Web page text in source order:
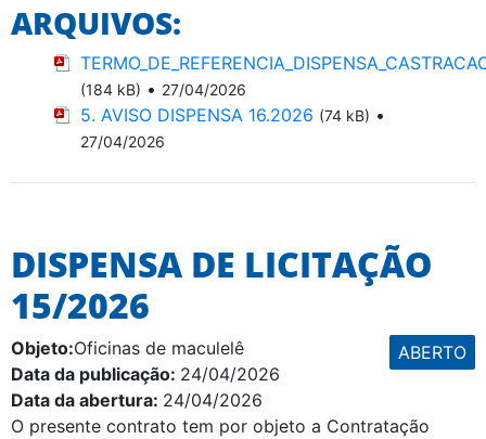
ARQUIVOS:
(184 kB) • 27/04/2026
5. AVISO DISPENSA 16.2026 (74 kB) •
27/04/2026
DISPENSA DE LICITAÇÃO
15/2026
ABERTO
Objeto:Oficinas de maculelê
Data da publicação: 24/04/2026
Data da abertura: 24/04/2026
O presente contrato tem por objeto a Contratação